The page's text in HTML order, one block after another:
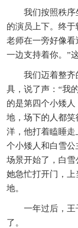
我们按照秩
的演员上下。终
老师在一旁好像
一边支持着你。”
我们迈着整
具，说了声：“我
的是第四个小矮
地，场下的人都
洋，他打着瞌睡
个小矮人和白雪
场景开始了，白雪
她急忙打开门，
地。
一年过后，
了。